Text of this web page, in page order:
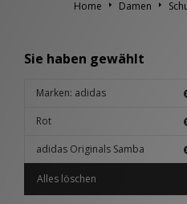
Home Damen
Sie haben gewählt
Marken: adidas
Rot
adidas Originals Samba
Alles löschen